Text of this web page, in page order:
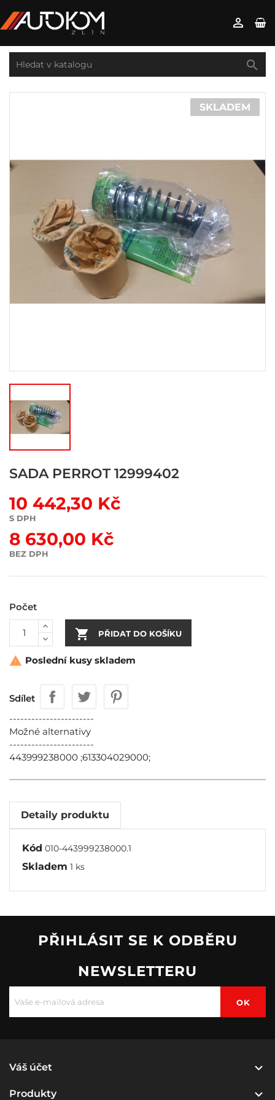


SKLADEM
SADA PERROT 12999402
10 442,30 Kč
S DPH
8 630,00 Kč
BEZ DPH
Počet
 PŘIDAT DO KOŠÍKU
 Poslední kusy skladem
Sdílet
-----------------------
Možné alternativy
-----------------------
443999238000 ;613304029000;
Detaily produktu
Kód 010-443999238000.1
Skladem 1 ks
PŘIHLÁSIT SE K ODBĚRU
NEWSLETTERU
Váš účet 
Produkty 